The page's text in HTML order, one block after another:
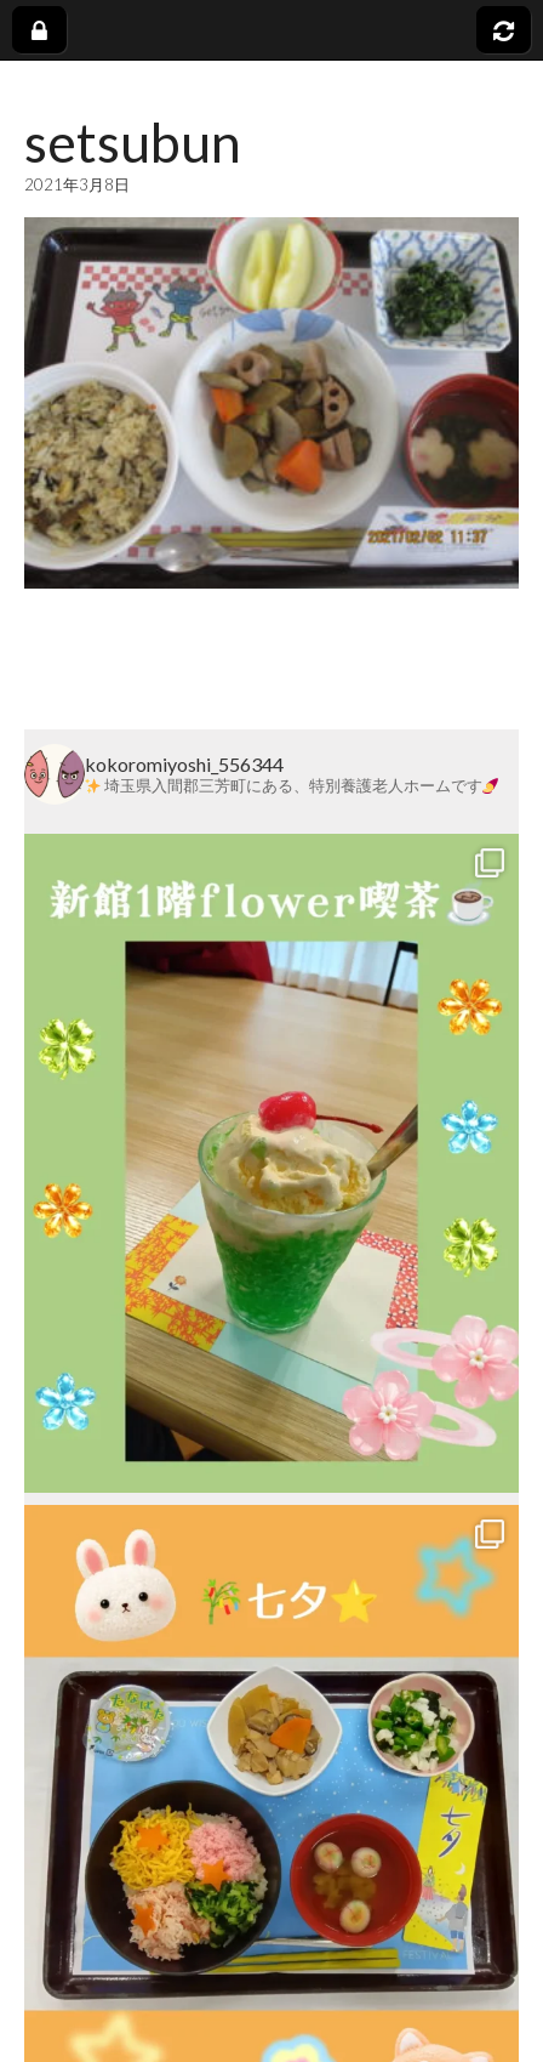
会
福
祉
法
人
蓬
莱
setsubun
2021年3月8日
kokoromiyoshi_556344
埼玉県入間郡三芳町にある、特別養護老人ホームです